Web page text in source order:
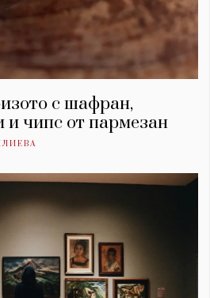
с шафран,
и чипс от пармезан